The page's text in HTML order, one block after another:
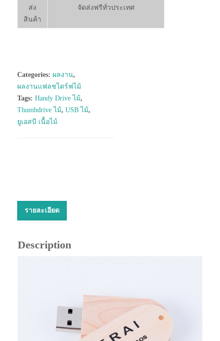
ส่ง
สินค้า
จัดส่งฟรีทั่วประเทศ
Categories: ผลงาน,
ผลงานแฟลชไดร์ฟไม้
Tags: Handy Drive ไม้,
Thumbdrive ไม้, USB ไม้,
ยูเอสบี เนื้อไม้
รายละเอียด
Description